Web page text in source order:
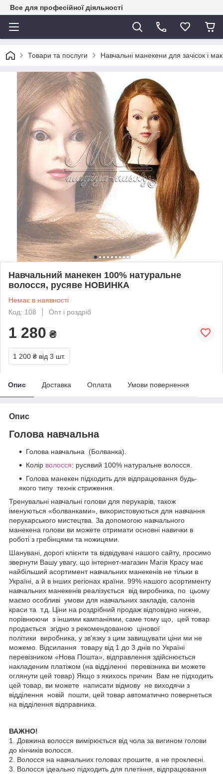
Все для професійної діяльності
Товари та послуги Навчальні манекени для зачісок і
Навчальний манекен 100% натуральне
волосся, русяве НОВИНКА
Немає в наявності
Код: 108
Опт і роздріб
1 280 ₴
1 200 ₴ від 3 шт.
Опис Доставка Оплата Умови повернення
Опис
Голова навчальна
Голова навчальна (Болванка).
Колір волосся: русявий 100% натуральне волосся.
Голова манекен підходить для відпрацювання будь-
якого типу технік стриження.
Тренувальні навчальні голови для перукарів, також
іменуються «болванками», використовуються для навчання
перукарського мистецтва. За допомогою навчального
манекена голови ви можете отримати основні навички в
роботі з гребінцями та ножицями.
Шанувані, дорогі клієнти та відвідувачі нашого сайту, просимо
звернути Вашу увагу, що інтернет-магазин Магія Красу має
найбільший асортимент навчальних манекенів не тільки в
Україні, а й в інших регіонах країни. 99% нашого асортименту
навчальних манекенів реалізується від виробника, по цьому
маємо особливі умови для навчальних закладів, салонів
краси та т.д. Ціни на роздрібний продаж відповідно нижче,
порівнюючи з іншими кампаніями, саме тому що, цей товар
продається згідно з рекомендованою цінової
політики виробника, у зв'язку з цим завищувати ціни ми не
можемо. Відсилання товару від 1 до 3 днів по Україні
перевізником «Нова Пошта», відправлення здійснюється
накладеним платіжом (на відділенні перевізника ви можете
оглянути цей товар) Якщо з якихось причин Вам не підходить
цей товар, ви можете написати відмову не виходячи з
відділення новій пошти, цей товар автоматично повернеться
на відділення відправника.
ВАЖНО!
1. Довжина волосся вимірюється від чола за вигином голови
до кінчиків волосся.
2. Волосся на навчальних головах прошите, а не проклеєні.
3. Волосся ідеально підходить для плетіння, відпрацювання